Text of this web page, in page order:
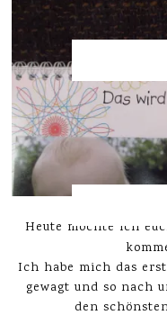
Heute möchte ich
Ich habe mich das
gewagt und so nach
den